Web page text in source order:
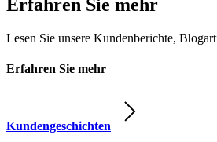
Erfahren Sie mehr
Lesen Sie unsere Kundenberichte,
Erfahren Sie mehr
Kundengeschichten